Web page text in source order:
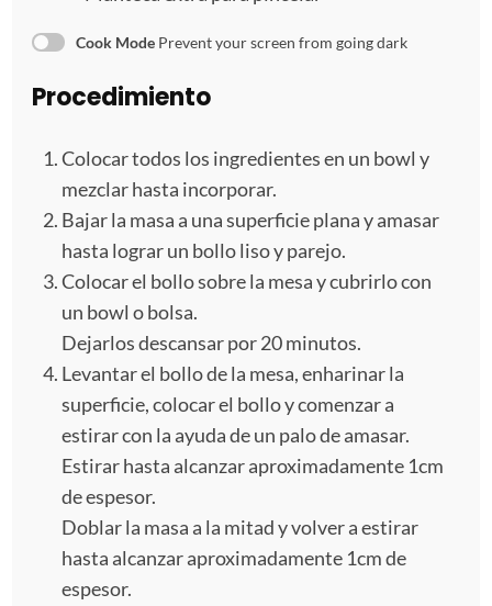
Cook Mode Prevent your screen from going dark
Procedimiento
Colocar todos los ingredientes en un bowl y
mezclar hasta incorporar.
Bajar la masa a una superficie plana y amasar
hasta lograr un bollo liso y parejo.
Colocar el bollo sobre la mesa y cubrirlo con
un bowl o bolsa.
Dejarlos descansar por 20 minutos.
Levantar el bollo de la mesa, enharinar la
superficie, colocar el bollo y comenzar a
estirar con la ayuda de un palo de amasar.
Estirar hasta alcanzar aproximadamente 1cm
de espesor.
Doblar la masa a la mitad y volver a estirar
hasta alcanzar aproximadamente 1cm de
espesor.